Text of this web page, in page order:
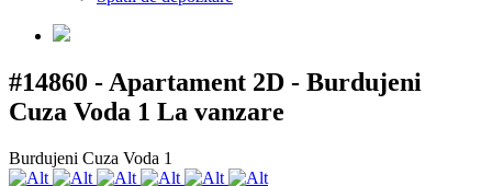
#14860 - Apartament 2D - Burdujeni
Cuza Voda 1 La vanzare
Burdujeni Cuza Voda 1